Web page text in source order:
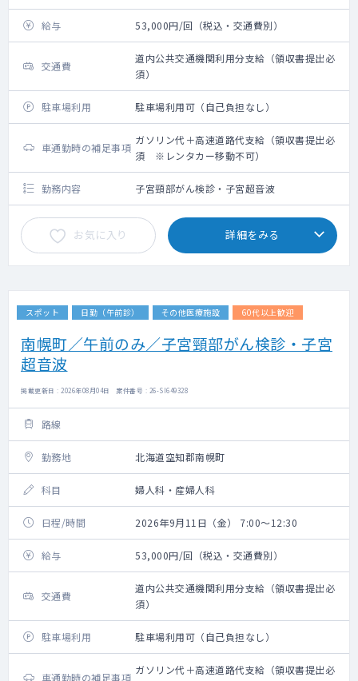
給与 53,000円/回（税込・交通費別）
交通費
道内公共交通機関利用分支給（領収書提出必
須）
駐車場利用 駐車場利用可（自己負担なし）
車通勤時の補足事項
ガソリン代＋高速道路代支給（領収書提出必
須 ※レンタカー移動不可）
勤務内容 子宮頸部がん検診・子宮超音波
お気に入り 詳細をみる
スポット 日勤（午前診） その他医療施設 60代以上歓迎
南幌町／午前のみ／子宮頸部がん検診・子宮
超音波
掲載更新日 : 2026年08月04日 案件番号 : 26-SI649328
路線
勤務地 北海道空知郡南幌町
科目 婦人科・産婦人科
日程/時間 2026年9月11日（金） 7:00～12:30
給与 53,000円/回（税込・交通費別）
交通費
道内公共交通機関利用分支給（領収書提出必
須）
駐車場利用 駐車場利用可（自己負担なし）
車通勤時の補足事項
ガソリン代＋高速道路代支給（領収書提出必